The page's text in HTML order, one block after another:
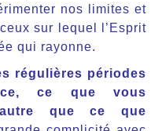
nos limites et
sur lequel l’Esprit
qui rayonne.
régulières périodes
ce que vous
que ce que